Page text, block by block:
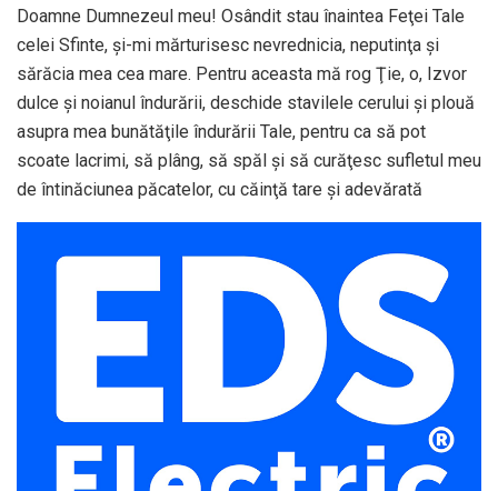
Doamne Dumnezeul meu! Osândit stau înaintea Feţei Tale
celei Sfinte, şi-mi mărturisesc nevrednicia, neputinţa şi
sărăcia mea cea mare. Pentru aceasta mă rog Ţie, o, Izvor
dulce şi noianul îndurării, deschide stavilele cerului şi plouă
asupra mea bunătăţile îndurării Tale, pentru ca să pot
scoate lacrimi, să plâng, să spăl şi să curăţesc sufletul meu
de întinăciunea păcatelor, cu căinţă tare şi adevărată